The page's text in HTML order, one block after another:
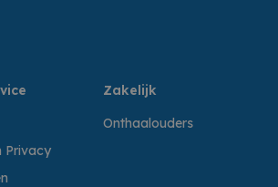
Privacy
Zakelijk
Onthaalouders